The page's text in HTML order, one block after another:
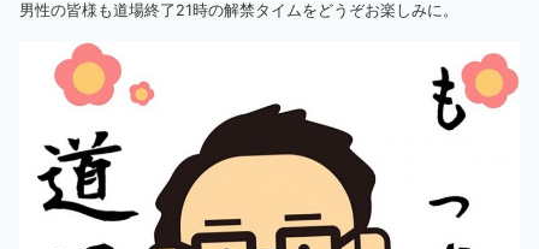
男性の皆様も道場終了21時の解禁タイムをどうぞお楽しみに。